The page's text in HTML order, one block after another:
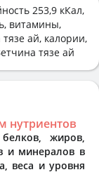
253,9 кКал,
витамины,
ай, калории,
тязе ай
нутриентов
жиров,
и минералов в
веса и уровня